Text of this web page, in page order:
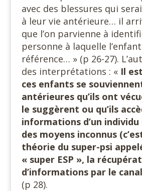
avec des blessures qui
à leur vie antérieure… il
que l’on parvienne à
personne à laquelle
référence… » (p 26-27).
des interprétations : « Il
ces enfants se
antérieures qu’ils ont
le suggèrent ou qu’ils
informations d’un individu
des moyens inconnus
théorie du super-psi
« super ESP », la
d’informations par le
(p 28).